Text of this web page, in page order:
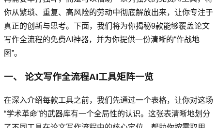
你从繁琐、重复、高风险的劳动中彻底解放出来，让你专注于
真正的创新与思考。下面，我们将为你揭秘9款能够覆盖论文
写作全流程的免费AI神器，并为你提供一份清晰的“作战地
图”。
一、 论文写作全流程AI工具矩阵一览
在深入介绍每款工具之前，我们先通过一个表格，让你对这场
“学术革命”的武器库有一个全局性的认识。这张表清晰地划分